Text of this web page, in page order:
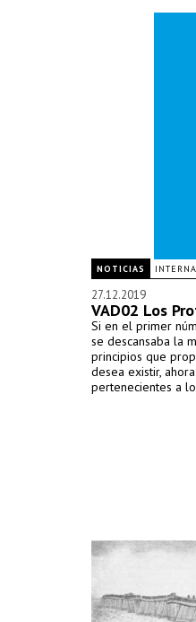
NOTICIAS
27.12.2019
VAD02 Los
Si en el primer
se descansaba la
principios que
desea existir,
pertenecientes a